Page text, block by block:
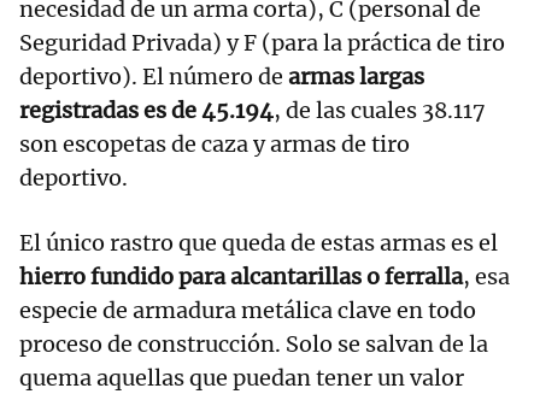
necesidad de un arma corta), C (personal de
Seguridad Privada) y F (para la práctica de tiro
deportivo). El número de armas largas
registradas es de 45.194, de las cuales 38.117
son escopetas de caza y armas de tiro
deportivo.
El único rastro que queda de estas armas es el
hierro fundido para alcantarillas o ferralla, esa
especie de armadura metálica clave en todo
proceso de construcción. Solo se salvan de la
quema aquellas que puedan tener un valor